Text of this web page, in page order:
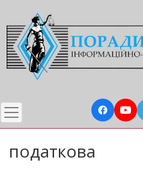
до
основного
вмісту
податкова